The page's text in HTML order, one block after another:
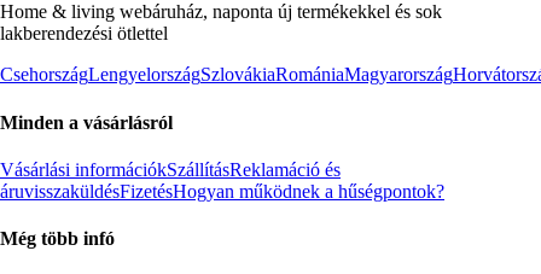
Home & living webáruház, naponta új termékekkel és sok
lakberendezési ötlettel
CsehországLengyelországSzlovákiaRomániaMagyarország
Minden a vásárlásról
Vásárlási információkSzállításReklamáció és
áruvisszaküldésFizetésHogyan működnek a hűségpontok?
Még több infó